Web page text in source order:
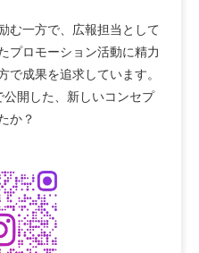
む一方で、広報担当として
プロモーション活動に精力
で成果を追求しています。
開した、新しいコンセプ
か？